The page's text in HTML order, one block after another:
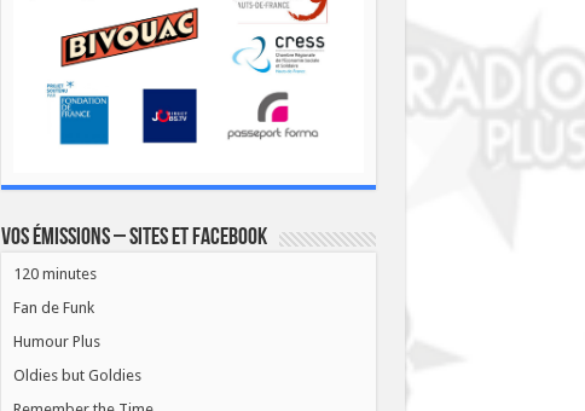
Vos émissions – Sites et Facebook
120 minutes
Fan de Funk
Humour Plus
Oldies but Goldies